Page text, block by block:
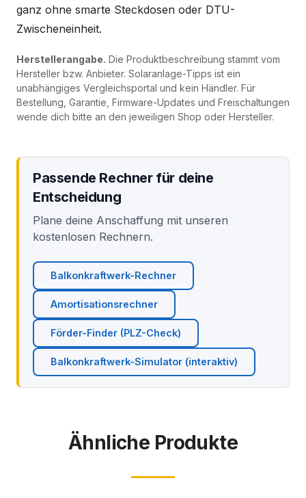
ganz ohne smarte Steckdosen oder DTU-
Zwischeneinheit.
Herstellerangabe. Die Produktbeschreibung stammt vom
Hersteller bzw. Anbieter. Solaranlage-Tipps ist ein
unabhängiges Vergleichsportal und kein Händler. Für
Bestellung, Garantie, Firmware-Updates und Freischaltungen
wende dich bitte an den jeweiligen Shop oder Hersteller.
Passende Rechner für deine
Entscheidung
Plane deine Anschaffung mit unseren
kostenlosen Rechnern.
Balkonkraftwerk-Rechner
Amortisationsrechner
Förder-Finder (PLZ-Check)
Balkonkraftwerk-Simulator (interaktiv)
Ähnliche Produkte